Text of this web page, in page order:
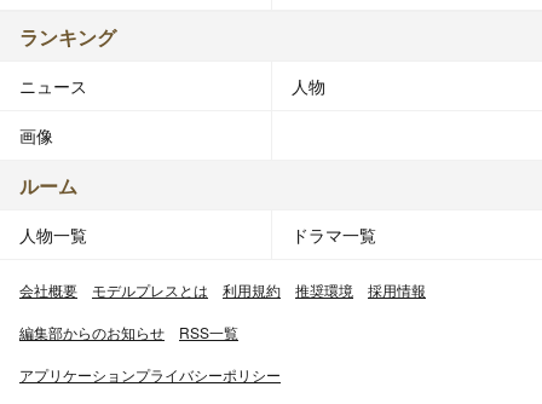
ランキング
ニュース 人物
画像
ルーム
人物一覧 ドラマ一覧
会社概要 モデルプレスとは 利用規約 推奨環境 採用情報
編集部からのお知らせ RSS一覧
アプリケーションプライバシーポリシー